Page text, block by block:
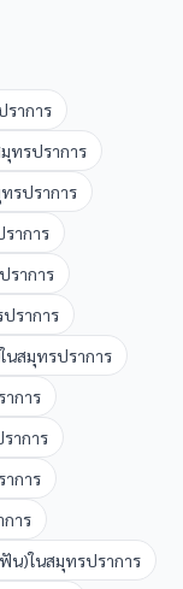
าการ
ทรปราการ
รปราการ
าการ
ราการ
ราการ
ในสมุทรปราการ
การ
าการ
การ
าร
น)ในสมุทรปราการ